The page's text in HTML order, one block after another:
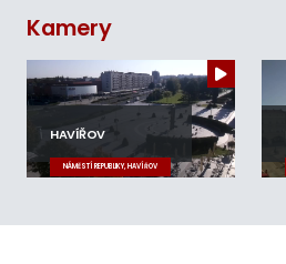
Kamery
HAVÍŘOV
NÁMĚSTÍ REPUBLIKY, HAVÍŘOV